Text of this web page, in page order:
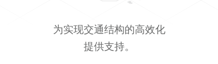
为实现交通结构的高效化
提供支持。